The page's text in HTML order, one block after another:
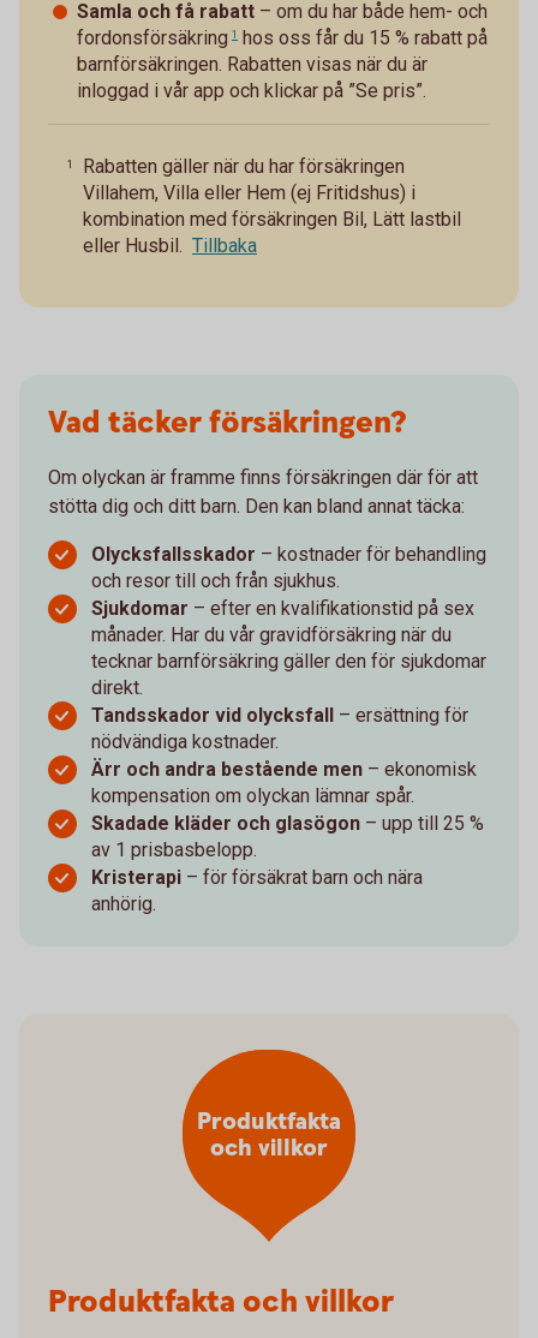
Samla och få rabatt – om du har både hem- och
fordonsförsäkring 1 hos oss får du 15 % rabatt på
barnförsäkringen. Rabatten visas när du är
inloggad i vår app och klickar på ”Se pris”.
1
Rabatten gäller när du har försäkringen
Villahem, Villa eller Hem (ej Fritidshus) i
kombination med försäkringen Bil, Lätt lastbil
eller Husbil. Tillbaka
Vad täcker försäkringen?
Om olyckan är framme finns försäkringen där för att
stötta dig och ditt barn. Den kan bland annat täcka:
Olycksfallsskador – kostnader för behandling
och resor till och från sjukhus.
Sjukdomar – efter en kvalifikationstid på sex
månader. Har du vår gravidförsäkring när du
tecknar barnförsäkring gäller den för sjukdomar
direkt.
Tandsskador vid olycksfall – ersättning för
nödvändiga kostnader.
Ärr och andra bestående men – ekonomisk
kompensation om olyckan lämnar spår.
Skadade kläder och glasögon – upp till 25 %
av 1 prisbasbelopp.
Kristerapi – för försäkrat barn och nära
anhörig.
Produktfakta och villkor
Produktfakta
och villkor